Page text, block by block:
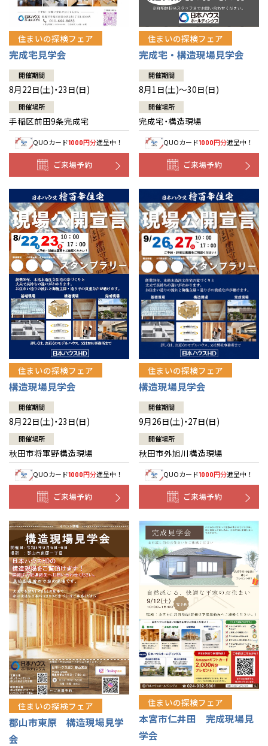
住まいの探検フェア
完成宅見学会
開催期間
8月22日(土)・23日(日)
開催場所
手稲区前田9条完成宅
QUOカード1000円分進呈中！
ご来場予約
住まいの探検フェア
完成宅・構造現場見学会
開催期間
8月1日(土)～30日(日)
開催場所
完成宅・構造現場
QUOカード1000円分進呈中！
ご来場予約
住まいの探検フェア
構造現場見学会
開催期間
8月22日(土)・23日(日)
開催場所
秋田市将軍野構造現場
QUOカード1000円分進呈中！
ご来場予約
住まいの探検フェア
構造現場見学会
開催期間
9月26日(土)・27日(日)
開催場所
秋田市外旭川構造現場
QUOカード1000円分進呈中！
ご来場予約
住まいの探検フェア
郡山市東原 構造現場見学
会
住まいの探検フェア
本宮市仁井田 完成現場見
学会
道央
道北
道南
道東
青森
秋田
岩手
山形
宮城
福島
甲信越・北陸
新潟
山梨
長野
富山
石川
福井
関東
東京
神奈川
埼玉
千葉
茨城
栃木
群馬
東海
愛知
岐阜
静岡
三重
近畿
大阪
京都
兵庫
奈良
滋賀
和歌山
中国・四国
岡山
香川
愛媛
鳥取
島根
広島
山口
徳島
高知
九州
福岡
佐賀
熊本
大分
宮崎
鹿児島
長崎
沖縄
分譲マンション
※現住所のある都道府県以外の建築予定地の方でも現住所の有るお近
くの展示場又は店舗にお問合せください。移住の計画の方もご相談対
応します。お気軽にご相談ください。
道央
苫小牧千歳
小樽
道北
道南
道東
釧路
青森県
八戸
青森
秋田県
秋田
岩手県
山形県
宮城県
仙台
福島県
会津
甲信越・北陸
新潟県
長岡
山梨県
長野県
富山県
富山
石川県
福井県
福井
関東
東京都
神奈川県
相模
埼玉県
埼玉
千葉県
千葉
柏
茨城県
水戸
栃木県
宇都宮
小山
群馬県
群馬
伊勢崎
東海
愛知県
岐阜県
岐阜
静岡県
三重県
四日市
近畿
大阪府
大阪
京都府
京都
兵庫県
姫路
奈良県
奈良
中国・四国
岡山県
岡山
愛媛県
松山
九州
福岡県
福岡
佐賀県
佐賀
熊本県
熊本
大分県
大分
宮崎県
宮崎
鹿児島県
鹿児島